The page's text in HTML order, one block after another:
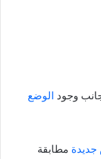
وجود الوضع
مطابقة